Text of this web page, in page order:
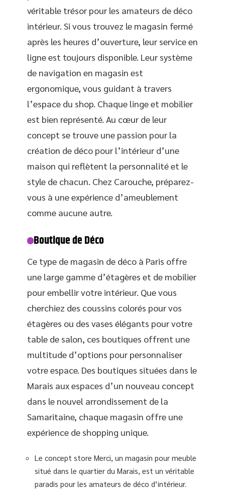
véritable trésor pour les amateurs de déco
intérieur. Si vous trouvez le magasin fermé
après les heures d’ouverture, leur service en
ligne est toujours disponible. Leur système
de navigation en magasin est
ergonomique, vous guidant à travers
l’espace du shop. Chaque linge et mobilier
est bien représenté. Au cœur de leur
concept se trouve une passion pour la
création de déco pour l’intérieur d’une
maison qui reflètent la personnalité et le
style de chacun. Chez Carouche, préparez-
vous à une expérience d’ameublement
comme aucune autre.
Boutique de Déco
Ce type de magasin de déco à Paris offre
une large gamme d’étagères et de mobilier
pour embellir votre intérieur. Que vous
cherchiez des coussins colorés pour vos
étagères ou des vases élégants pour votre
table de salon, ces boutiques offrent une
multitude d’options pour personnaliser
votre espace. Des boutiques situées dans le
Marais aux espaces d’un nouveau concept
dans le nouvel arrondissement de la
Samaritaine, chaque magasin offre une
expérience de shopping unique.
Le concept store Merci, un magasin pour meuble
situé dans le quartier du Marais, est un véritable
paradis pour les amateurs de déco d’intérieur.